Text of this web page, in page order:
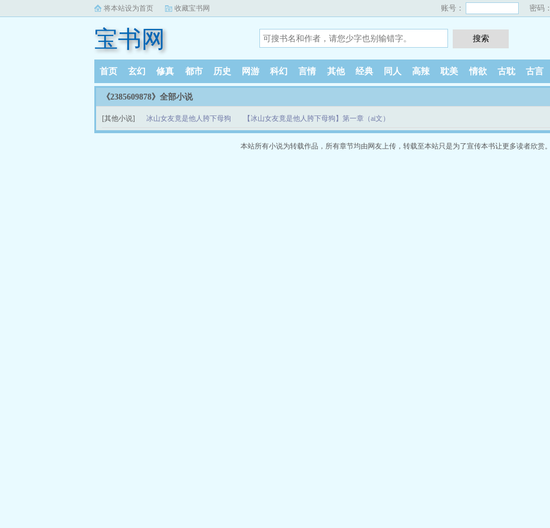
将本站设为首页 收藏宝书网 账号： 密码：
宝书网
首页 玄幻 修真 都市 历史 网游 科幻 言情 其他 经典 同人 高辣 耽美 情欲 古耽 古言
《2385609878》全部小说
[其他小说] 冰山女友竟是他人胯下母狗 【冰山女友竟是他人胯下母狗】第一章（ai文）
本站所有小说为转载作品，所有章节均由网友上传，转载至本站只是为了宣传本书让更多读者欣赏。